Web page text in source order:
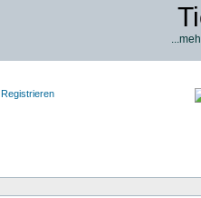
Registrieren